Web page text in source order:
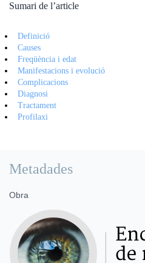
Sumari de l’article
Definició
Causes
Freqüència i edat
Manifestacions i evolució
Complicacions
Diagnosi
Tractament
Profilaxi
Metadades
Obra